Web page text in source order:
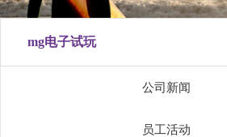
mg电子试玩
公司新闻
员工活动